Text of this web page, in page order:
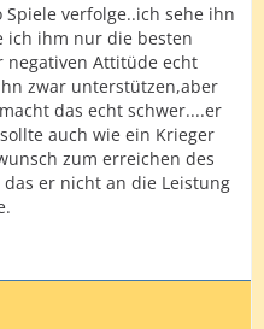
verfolge..ich sehe ihn
ich ihm nur die besten
negativen Attitüde echt
zwar unterstützen,aber
das echt schwer....er
auch wie ein Krieger
zum erreichen des
er nicht an die Leistung